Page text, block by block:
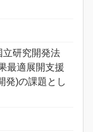
立研究開発法
最適展開支援
発)の課題とし